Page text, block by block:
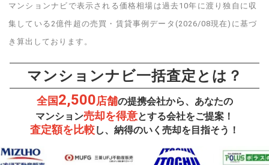
マンションナビで表示される価格相場は過去10年に渡り独自に収
集している2億件超の売買・賃貸事例データ(2026/08現在)に基づ
き算出しております。
マンションナビ一括査定とは？
全国2,500店舗の提携会社から、あなたの
マンション売却を得意とする会社をご提案！
査定額を比較し、納得のいく売却を目指そう！